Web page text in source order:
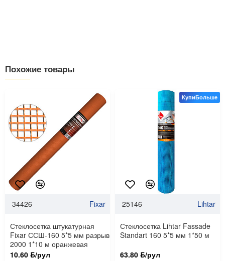
Похожие товары
34426 Fixar
Стеклосетка штукатурная
Fixar ССШ-160 5*5 мм разрыв
2000 1*10 м оранжевая
10.60 ƃ/рул
КупиБольше
25146 Lihtar
Стеклосетка Lihtar Fassade
Standart 160 5*5 мм 1*50 м
63.80 ƃ/рул